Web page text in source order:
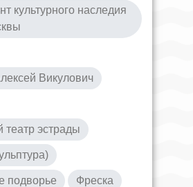
культурного наследия
Викулович
театр эстрады
подворье Фреска